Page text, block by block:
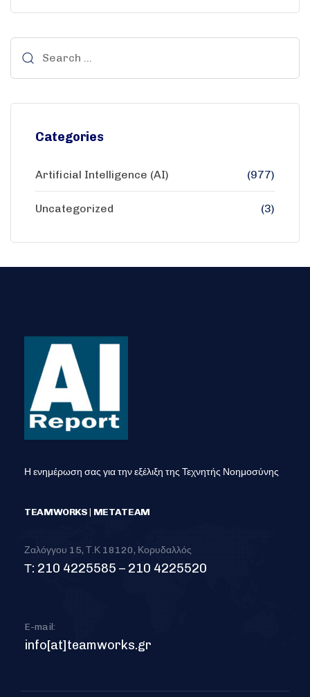
Categories
Artificial Intelligence (AI) (977)
Uncategorized (3)
Η ενημέρωση σας για την εξέλιξη της Τεχνητής Νοημοσύνης
TEAMWORKS | METATEAM
Ζαλόγγου 15, Τ.Κ 18120, Κορυδαλλός
Τ: 210 4225585 – 210 4225520
E-mail:
info[at]teamworks.gr